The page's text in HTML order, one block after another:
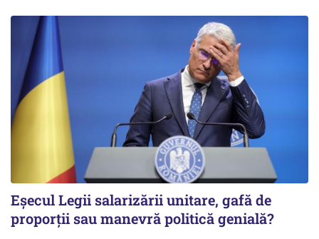
Eșecul Legii salarizării unitare, gafă de
proporții sau manevră politică genială?